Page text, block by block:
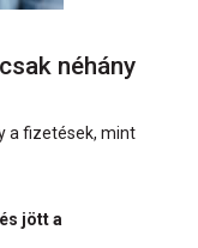
néhány
a fizetések, mint
jött a